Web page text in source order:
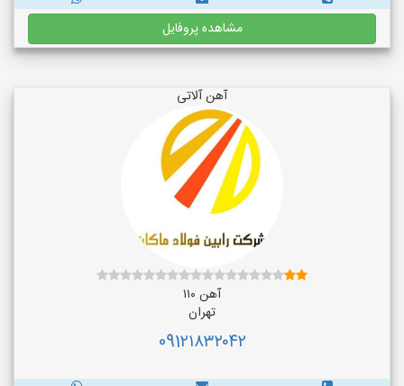
مشاهده پروفایل
آهن آلاتی
آهن ۱۱۰
تهران
091۲۱۸۳۲۰۴۲